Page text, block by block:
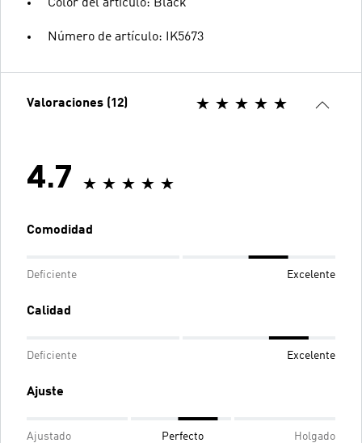
Color del artículo: Black
Número de artículo: IK5673
Valoraciones (12)
4.7
Comodidad
Deficiente Excelente
Calidad
Deficiente Excelente
Ajuste
Ajustado Perfecto Holgado